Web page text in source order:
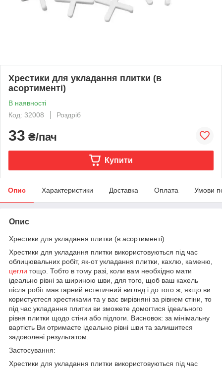
Хрестики для укладання плитки (в
асортименті)
В наявності
Код: 32008
Роздріб
33 ₴/пач
Купити
Опис Характеристики Доставка Оплата Умови
Опис
Хрестики для укладання плитки (в асортименті)
Хрестики для укладання плитки використовуються під час
облицювальних робіт, як-от укладання плитки, кахлю, каменю,
цегли тощо. Тобто в тому разі, коли вам необхідно мати
ідеально рівні за шириною шви, для того, щоб ваш кахель
після робіт мав гарний естетичний вигляд і до того ж, якщо ви
користуєтеся хрестиками та у вас вирівняні за рівнем стіни, то
під час укладання плитки ви зможете домогтися ідеального
рівня плитки щодо стіни або підлоги. Висновок: за мінімальну
вартість Ви отримаєте ідеально рівні шви та залишитеся
задоволені результатом.
Застосування:
Хрестики для укладання плитки використовуються під час